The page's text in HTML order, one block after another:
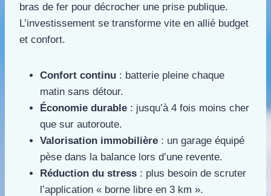
bras de fer pour décrocher une prise publique.
L’investissement se transforme vite en allié budget
et confort.
Confort continu : batterie pleine chaque
matin sans détour.
Économie durable : jusqu’à 4 fois moins cher
que sur autoroute.
Valorisation immobilière : un garage équipé
pèse dans la balance lors d’une revente.
Réduction du stress : plus besoin de scruter
l’application « borne libre en 3 km ».